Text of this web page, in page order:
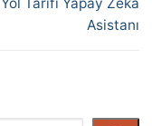
Yol Tarifi Yapay Zeka
Asistanı